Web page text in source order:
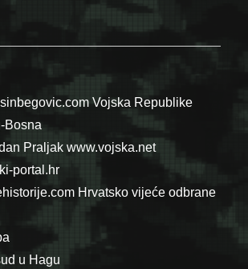
Vojska Republike
Bosna
Praljak www.vojska.net
portal.hr
Hrvatsko vijeće odbrane
u Hagu